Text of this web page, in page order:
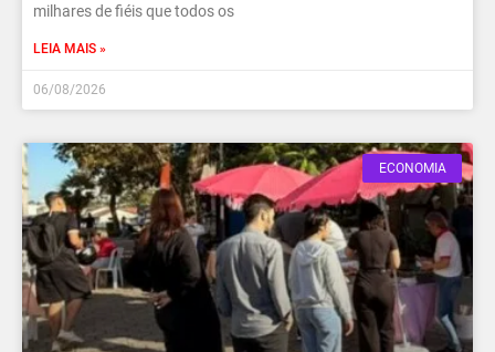
milhares de fiéis que todos os
LEIA MAIS »
06/08/2026
ECONOMIA